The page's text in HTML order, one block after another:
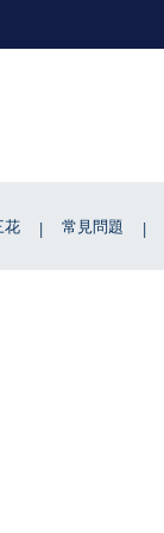
花 常見問題